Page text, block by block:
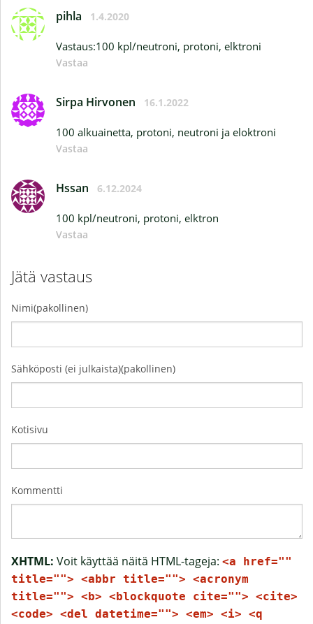
pihla 1.4.2020
Vastaus:100 kpl/neutroni, protoni, elktroni
Vastaa
Sirpa Hirvonen 16.1.2022
100 alkuainetta, protoni, neutroni ja eloktroni
Vastaa
Hssan 6.12.2024
100 kpl/neutroni, protoni, elktron
Vastaa
Jätä vastaus
Nimi(pakollinen)
Sähköposti (ei julkaista)(pakollinen)
Kotisivu
Kommentti
XHTML: Voit käyttää näitä HTML-tageja: <a href=""
title=""> <abbr title=""> <acronym
title=""> <b> <blockquote cite=""> <cite>
<code> <del datetime=""> <em> <i> <q